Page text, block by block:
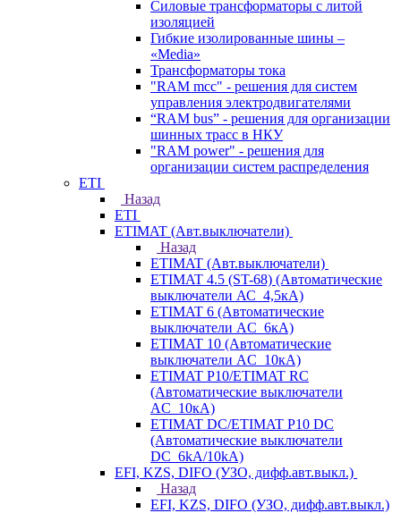
Силовые трансформаторы с литой
изоляцией
Гибкие изолированные шины –
«Media»
Трансформаторы тока
"RAM mcc" - решения для систем
управления электродвигателями
“RAM bus” - решения для организации
шинных трасс в НКУ
"RAM power" - решения для
организации систем распределения
ETI
Назад
ETI
ETIMAT (Авт.выключатели)
Назад
ETIMAT (Авт.выключатели)
ETIMAT 4.5 (ST-68) (Автоматические
выключатели АС_4,5кА)
ETIMAT 6 (Автоматические
выключатели AC_6кА)
ETIMAT 10 (Автоматические
выключатели AC_10кА)
ETIMAT P10/ETIMAT RC
(Автоматические выключатели
AC_10кА)
ETIMAT DC/ETIMAT P10 DC
(Автоматические выключатели
DC_6kA/10kA)
EFI, KZS, DIFO (УЗО, дифф.авт.выкл.)
Назад
EFI, KZS, DIFO (УЗО, дифф.авт.выкл.)